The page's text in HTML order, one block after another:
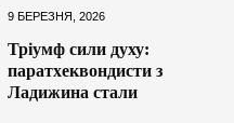
9 БЕРЕЗНЯ, 2026
Тріумф сили духу:
паратхеквондисти з
Ладижина стали